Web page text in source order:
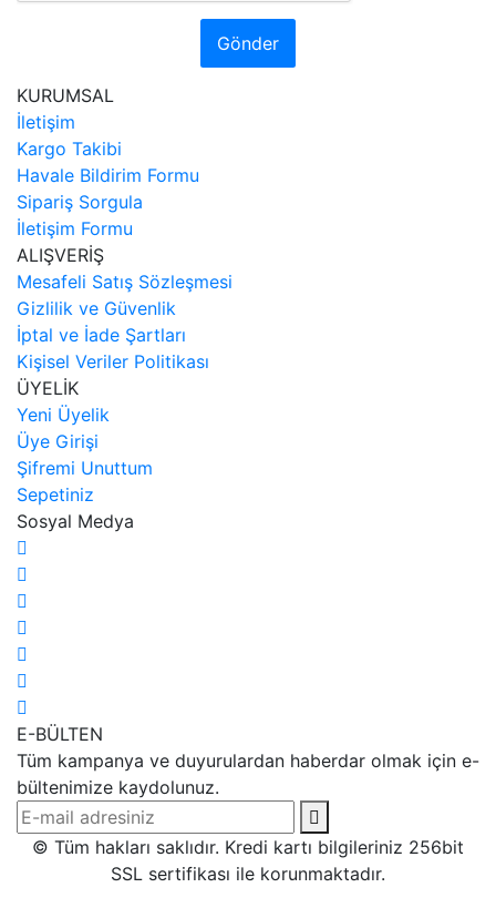
Gönder
KURUMSAL
İletişim
Kargo Takibi
Havale Bildirim Formu
Sipariş Sorgula
İletişim Formu
ALIŞVERİŞ
Mesafeli Satış Sözleşmesi
Gizlilik ve Güvenlik
İptal ve İade Şartları
Kişisel Veriler Politikası
ÜYELİK
Yeni Üyelik
Üye Girişi
Şifremi Unuttum
Sepetiniz
Sosyal Medya
E-BÜLTEN
Tüm kampanya ve duyurulardan haberdar olmak için e-
bültenimize kaydolunuz.
© Tüm hakları saklıdır. Kredi kartı bilgileriniz 256bit
SSL sertifikası ile korunmaktadır.